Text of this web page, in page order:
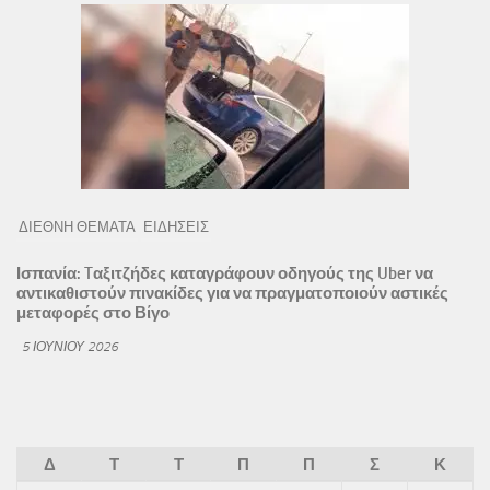
ΔΙΕΘΝΗ ΘΕΜΑΤΑ ΕΙΔΗΣΕΙΣ
Ισπανία: Tαξιτζήδες καταγράφουν οδηγούς της Uber να
αντικαθιστούν πινακίδες για να πραγματοποιούν αστικές
μεταφορές στο Βίγο
5 ΙΟΥΝΊΟΥ 2026
Δ Τ Τ Π Π Σ
Κ